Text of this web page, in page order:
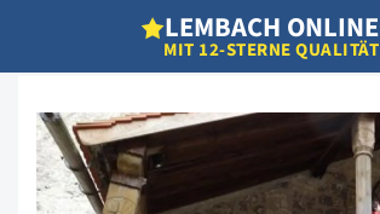
LEMBACH ONLINE
MIT 12-STERNE QUALITÄT